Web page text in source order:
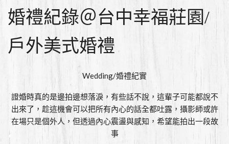
婚禮紀錄＠台中幸福莊園/
戶外美式婚禮
Wedding/婚禮紀實
證婚時真的是邊拍邊想落淚，有些話不說，這輩子可能都說不
出來了，趁這機會可以把所有內心的話全都吐露，攝影師或許
在場只是個外人，但透過內心震盪與感知，希望能拍出一段故
事